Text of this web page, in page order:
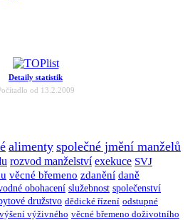
Detaily statistik
Počítadlo od 13.2.2009
alimenty společné jmění manželů
rozvod manželství exekuce SVJ
věcné břemeno zdanění daně
obohacení služebnost společenství
družstvo dědické řízení odstupné
výživného věcné břemeno doživotního